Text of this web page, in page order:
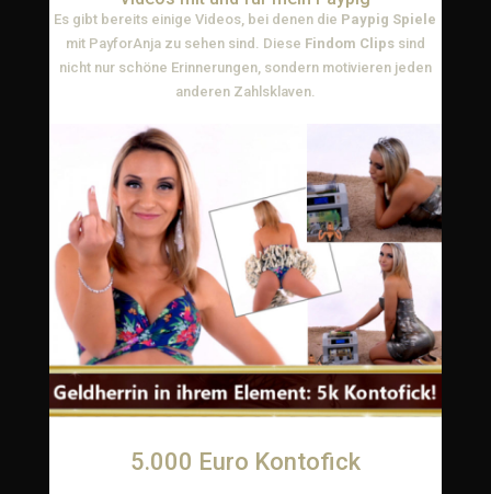
Es gibt bereits einige Videos, bei denen die Paypig Spiele
mit PayforAnja zu sehen sind. Diese Findom Clipssind
nicht nur schöne Erinnerungen, sondern motivieren jeden
anderen Zahlsklaven.
5.000 Euro Kontofick